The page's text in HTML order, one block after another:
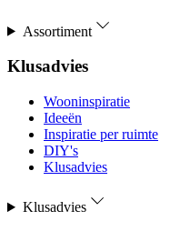
Assortiment
Klusadvies
Wooninspiratie
Ideeën
Inspiratie per ruimte
DIY's
Klusadvies
Klusadvies